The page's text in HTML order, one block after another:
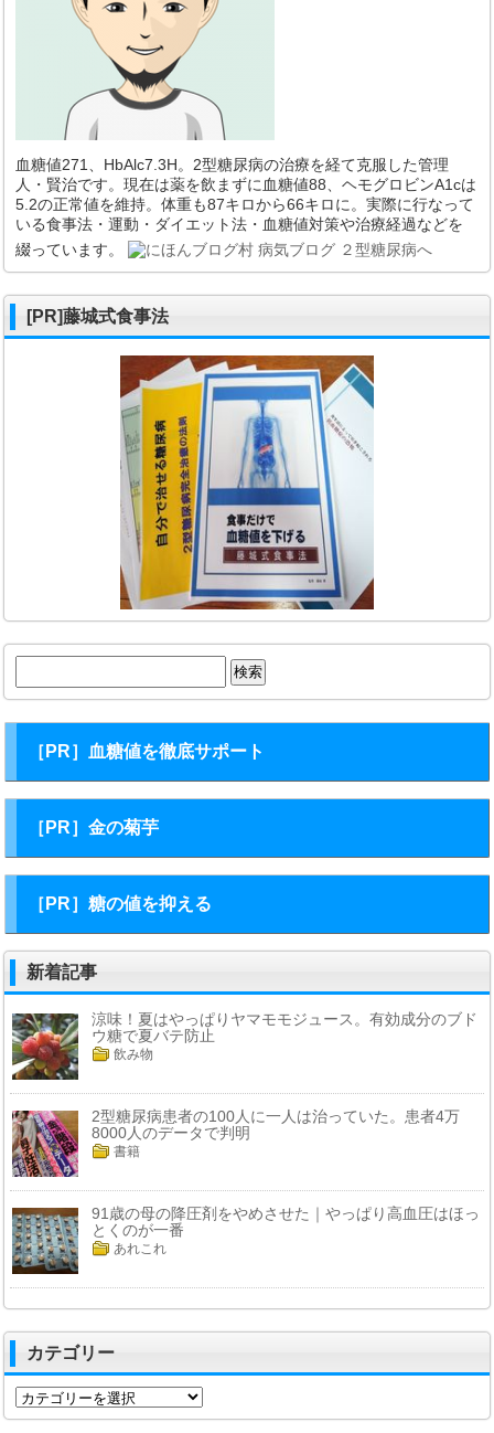
血糖値271、HbAlc7.3H。2型糖尿病の治療を経て克服した管理
人・賢治です。現在は薬を飲まずに血糖値88、ヘモグロビンA1cは
5.2の正常値を維持。体重も87キロから66キロに。実際に行なって
いる食事法・運動・ダイエット法・血糖値対策や治療経過などを
綴っています。
[PR]藤城式食事法
索:
［PR］血糖値を徹底サポート
［PR］金の菊芋
［PR］糖の値を抑える
新着記事
涼味！夏はやっぱりヤマモモジュース。有効成分のブド
ウ糖で夏バテ防止
飲み物
2型糖尿病患者の100人に一人は治っていた。患者4万
8000人のデータで判明
書籍
91歳の母の降圧剤をやめさせた｜やっぱり高血圧はほっ
とくのが一番
あれこれ
カテゴリー
カ
テ